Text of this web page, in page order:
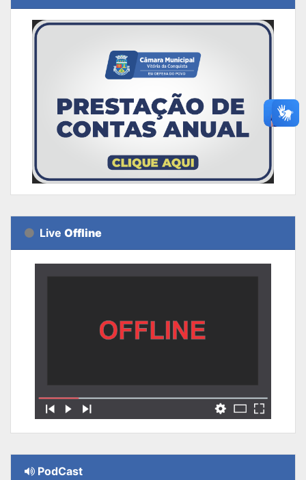
Live Offline
PodCast